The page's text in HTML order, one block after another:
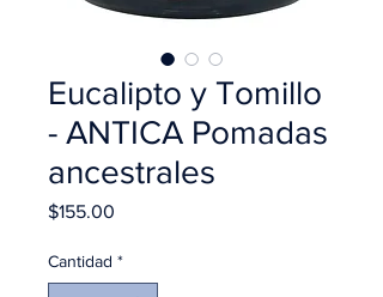
Eucalipto y Tomillo
- ANTICA Pomadas
ancestrales
$155.00
Cantidad *